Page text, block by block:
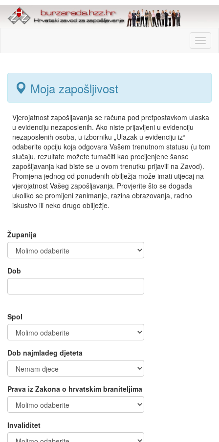
Moja zapošljivost
Vjerojatnost zapošljavanja se računa pod pretpostavkom ulaska
u evidenciju nezaposlenih. Ako niste prijavljeni u evidenciju
nezaposlenih osoba, u izborniku „Ulazak u evidenciju iz“
odaberite opciju koja odgovara Vašem trenutnom statusu (u tom
slučaju, rezultate možete tumačiti kao procijenjene šanse
zapošljavanja kad biste se u ovom trenutku prijavili na Zavod).
Promjena jednog od ponuđenih obilježja može imati utjecaj na
vjerojatnost Vašeg zapošljavanja. Provjerite što se događa
ukoliko se promijeni zanimanje, razina obrazovanja, radno
iskustvo ili neko drugo obilježje.
Županija
Dob
Spol
Dob najmlađeg djeteta
Prava iz Zakona o hrvatskim braniteljima
Invaliditet